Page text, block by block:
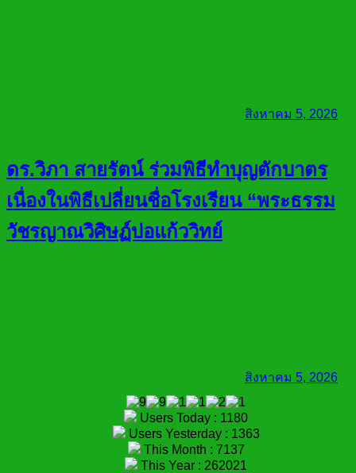
สิงหาคม 5, 2026
ดร.วิภา สายรัตน์ ร่วมพิธีทำบุญตักบาตร
เนื่องในพิธีเปลี่ยนชื่อโรงเรียน “พระธรรม
วัชรญาณวิศิษฏ์บ่อแก้ววิทย์
สิงหาคม 5, 2026
Users Today : 1180
Users Yesterday : 1363
This Month : 7137
This Year : 262021